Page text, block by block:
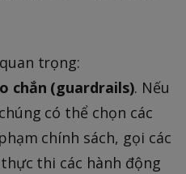
trọng:
chắn (guardrails). Nếu
có thể chọn các
chính sách, gọi các
thi các hành động